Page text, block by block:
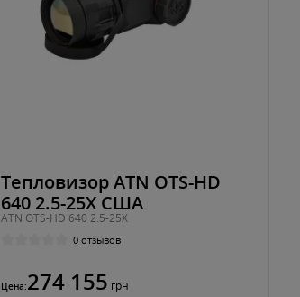
Тепловизор ATN OTS-HD
640 2.5-25X США
ATN OTS-HD 640 2.5-25X
0 отзывов
Цена:274 155 грн